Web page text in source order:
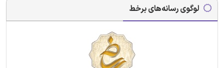
لوگوی رسانه‌های برخط